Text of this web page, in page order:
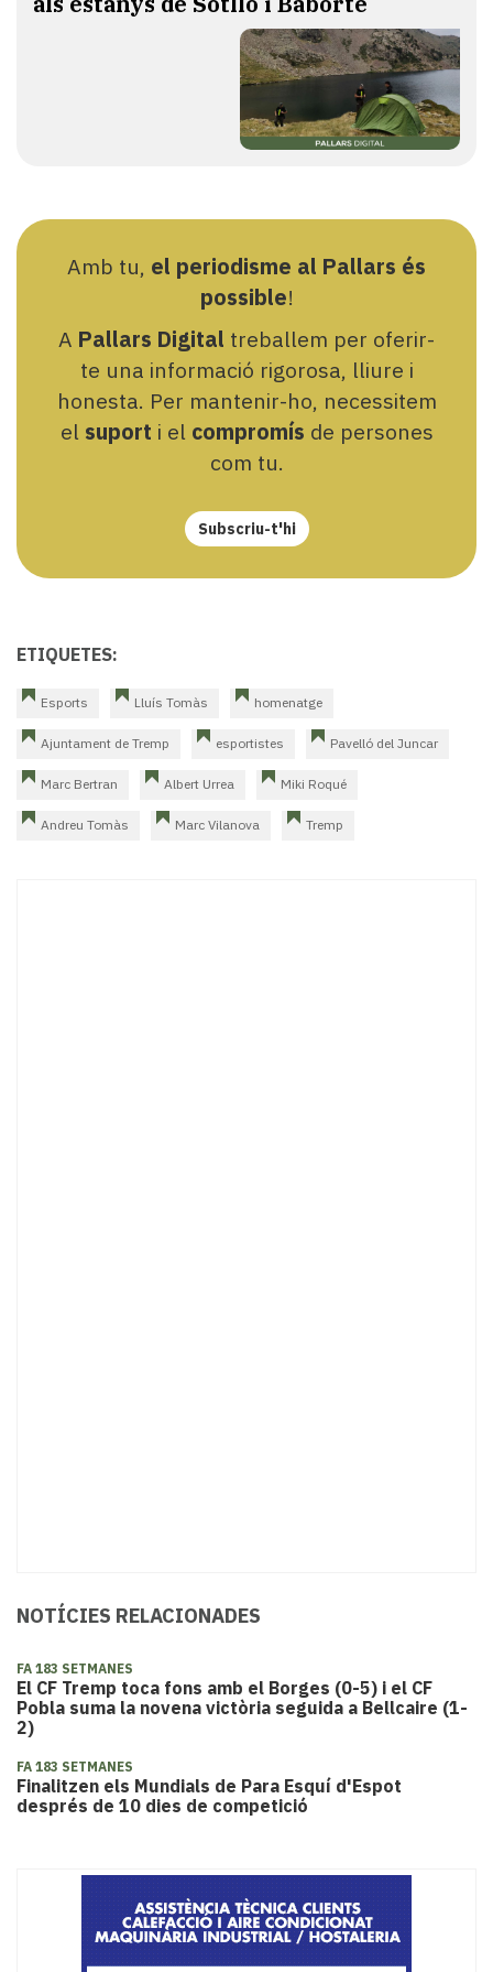
Amb tu, el periodisme al Pallars és
possible!
A Pallars Digital treballem per oferir-
te una informació rigorosa, lliure i
honesta. Per mantenir-ho, necessitem
el suport i el compromís de persones
com tu.
Subscriu-t'hi
ETIQUETES:
Esports Lluís Tomàs homenatge
Ajuntament de Tremp esportistes Pavelló del Juncar
Marc Bertran Albert Urrea Miki Roqué
Andreu Tomàs Marc Vilanova Tremp
NOTÍCIES RELACIONADES
FA 183 SETMANES
El CF Tremp toca fons amb el Borges (0-5) i el CF
Pobla suma la novena victòria seguida a Bellcaire (1-
2)
FA 183 SETMANES
Finalitzen els Mundials de Para Esquí d'Espot
després de 10 dies de competició